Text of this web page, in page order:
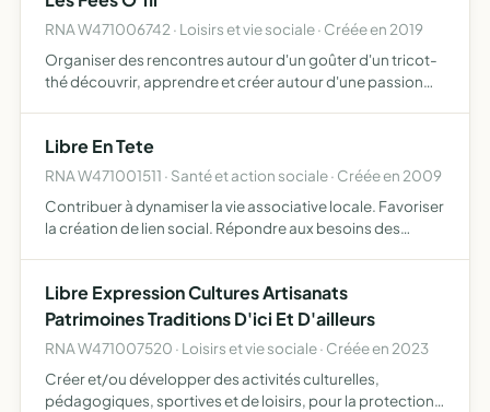
RNA W471006742 · Loisirs et vie sociale · Créée en 2019
Organiser des rencontres autour d'un goûter d'un tricot-
thé découvrir, apprendre et créer autour d'une passion
Libre En Tete
RNA W471001511 · Santé et action sociale · Créée en 2009
Contribuer à dynamiser la vie associative locale. Favoriser
la création de lien social. Répondre aux besoins des
Libre Expression Cultures Artisanats
Patrimoines Traditions D'ici Et D'ailleurs
RNA W471007520 · Loisirs et vie sociale · Créée en 2023
Créer et/ou développer des activités culturelles,
pédagogiques, sportives et de loisirs, pour la protection